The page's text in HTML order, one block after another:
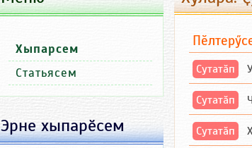
Сутатӑп
Сутатӑп
Сутатӑп
Хыпарсем
Статьясем
Эрне хыпарӗсем